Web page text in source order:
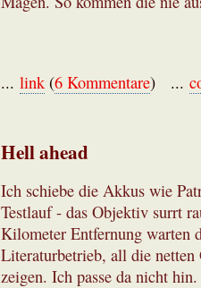
... link (6 Kommentare) ...
Hell ahead
Ich schiebe die Akkus wie
Testlauf - das Objektiv surrt
Kilometer Entfernung warten
Literaturbetrieb, all die netten
zeigen. Ich passe da nicht